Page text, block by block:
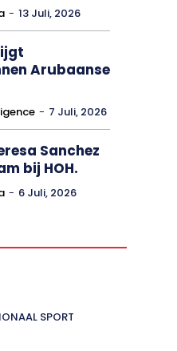
- 13 Juli, 2026
Arubaanse
- 7 Juli, 2026
Sanchez
bij HOH.
- 6 Juli, 2026
SPORT